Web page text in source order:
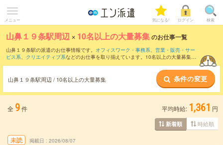
メニュー 気になる! ログイン 検索
山鼻１９条駅周辺 × 10名以上の大量募集のお仕事一覧
山鼻１９条駅の派遣のお仕事情報です。 オフィスワーク・事務系、 営業・販売・サー
ビス系、 クリエイティブ系などのお仕事を取り揃えています。10名以上の大量募集の
山鼻１９条駅周辺 / 10名以上の大量募集 条件の変更
全 9件 平均時給: 1,361 円
新着順 時給順
未読 掲載日 2026/08/07